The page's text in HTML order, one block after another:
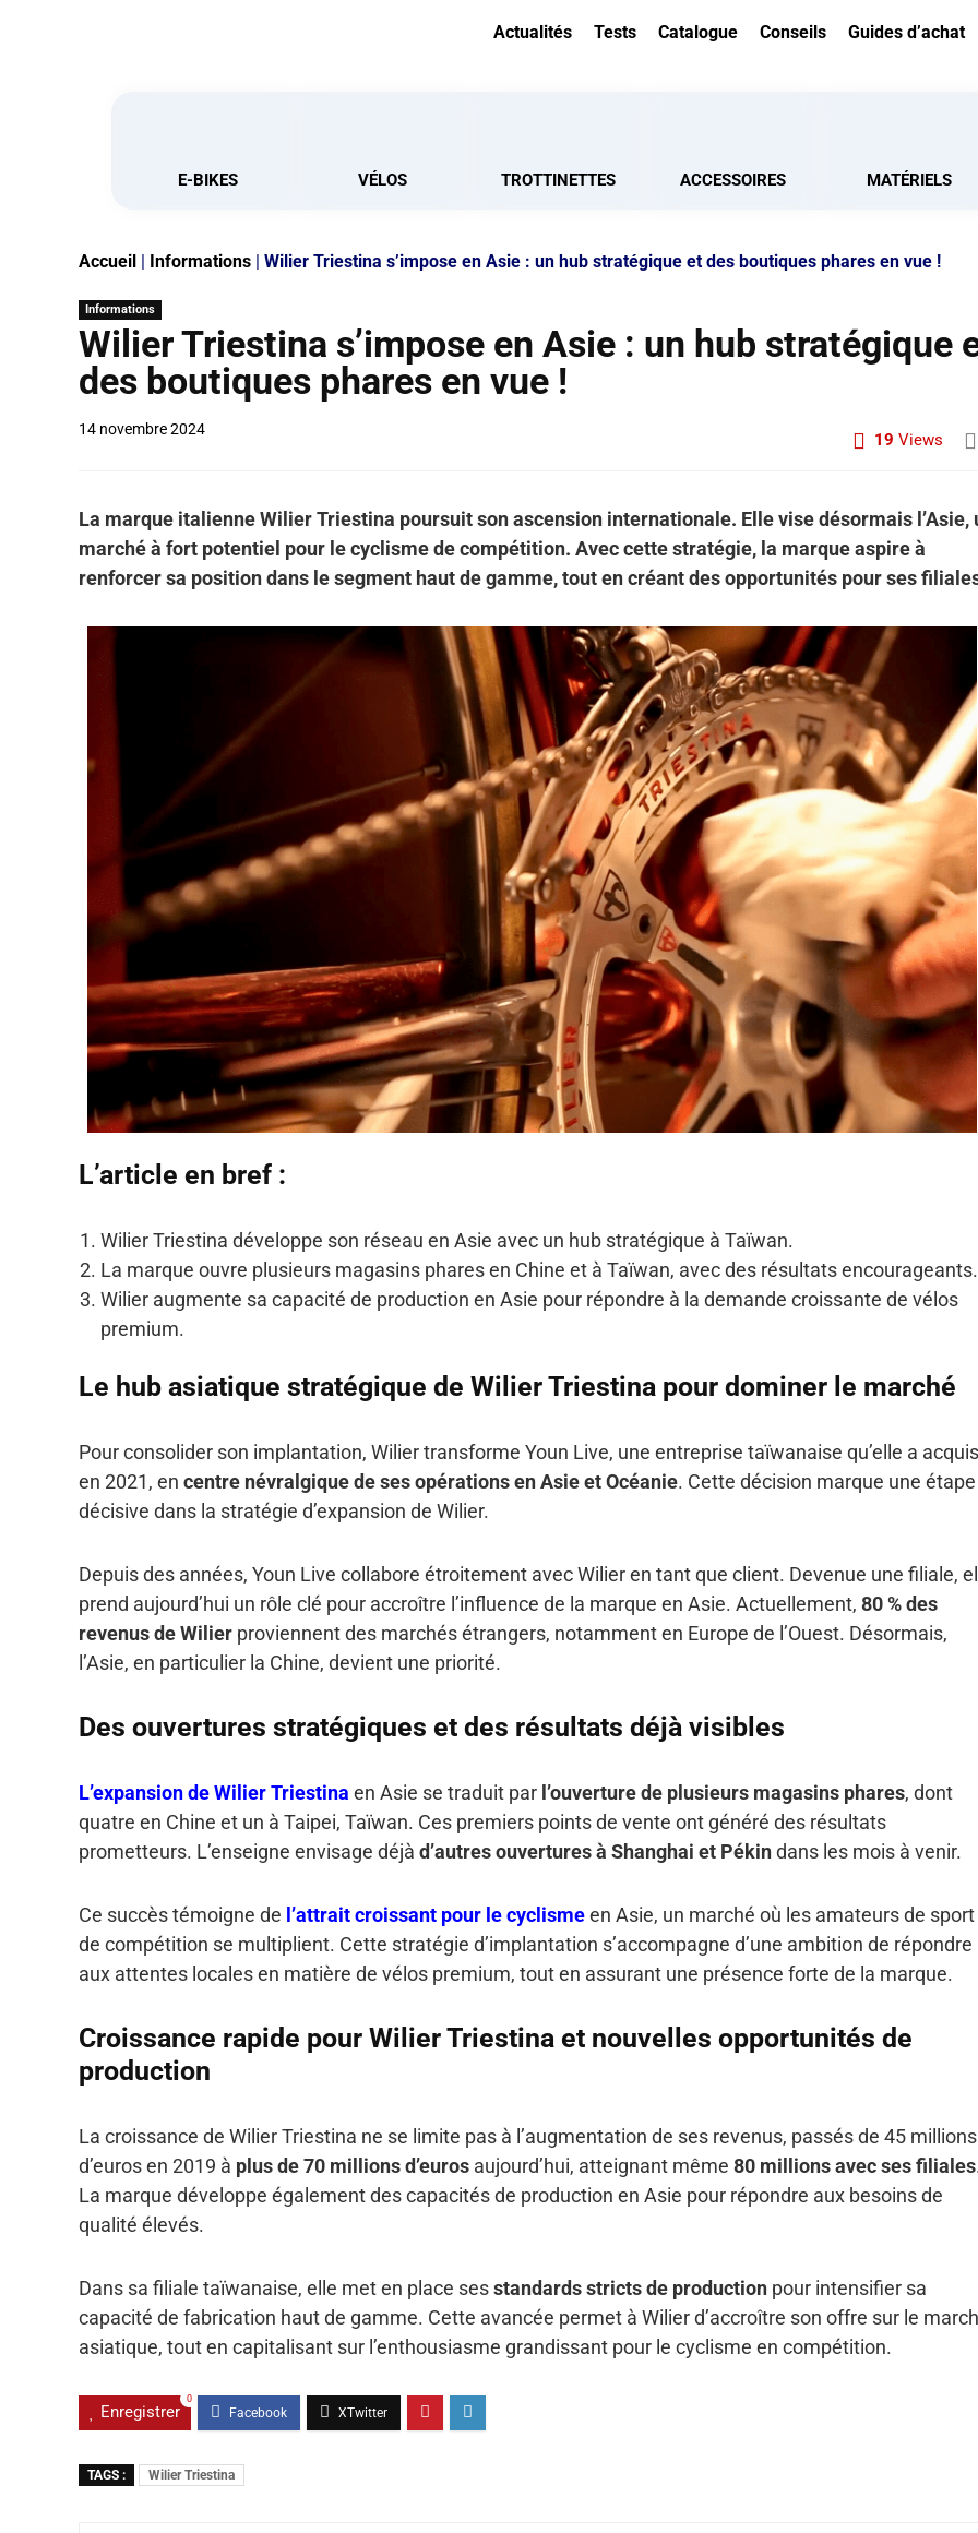
Actualités Tests Catalogue Conseils Guides d’achat
E-BIKES VÉLOS TROTTINETTES ACCESSOIRES MATÉRIELS
Accueil | Informations | Wilier Triestina s’impose en Asie : un hub stratégique et des boutiques phares en vue !
Informations
Wilier Triestina s’impose en Asie : un hub stratégique
des boutiques phares en vue !
14 novembre 2024
19 Views
La marque italienne Wilier Triestina poursuit son ascension internationale. Elle vise désormais l’Asie,
marché à fort potentiel pour le cyclisme de compétition. Avec cette stratégie, la marque aspire à
renforcer sa position dans le segment haut de gamme, tout en créant des opportunités pour ses
L’article en bref :
Wilier Triestina développe son réseau en Asie avec un hub stratégique à Taïwan.
La marque ouvre plusieurs magasins phares en Chine et à Taïwan, avec des résultats encourageants.
Wilier augmente sa capacité de production en Asie pour répondre à la demande croissante de vélos
premium.
Le hub asiatique stratégique de Wilier Triestina pour dominer le marché
Pour consolider son implantation, Wilier transforme Youn Live, une entreprise taïwanaise qu’elle a
en 2021, en centre névralgique de ses opérations en Asie et Océanie. Cette décision marque une étape
décisive dans la stratégie d’expansion de Wilier.
Depuis des années, Youn Live collabore étroitement avec Wilier en tant que client. Devenue une filiale,
prend aujourd’hui un rôle clé pour accroître l’influence de la marque en Asie. Actuellement, 80 % des
revenus de Wilier proviennent des marchés étrangers, notamment en Europe de l’Ouest. Désormais,
l’Asie, en particulier la Chine, devient une priorité.
Des ouvertures stratégiques et des résultats déjà visibles
L’expansion de Wilier Triestina en Asie se traduit par l’ouverture de plusieurs magasins phares, dont
quatre en Chine et un à Taipei, Taïwan. Ces premiers points de vente ont généré des résultats
prometteurs. L’enseigne envisage déjà d’autres ouvertures à Shanghai et Pékindans les mois à venir.
Ce succès témoigne de l’attrait croissant pour le cyclismeen Asie, un marché où les amateurs de sport
de compétition se multiplient. Cette stratégie d’implantation s’accompagne d’une ambition de répondre
aux attentes locales en matière de vélos premium, tout en assurant une présence forte de la marque.
Croissance rapide pour Wilier Triestina et nouvelles opportunités de
production
La croissance de Wilier Triestina ne se limite pas à l’augmentation de ses revenus, passés de 45 millions
d’euros en 2019 à plus de 70 millions d’euros aujourd’hui, atteignant même 80 millions avec ses filiales
La marque développe également des capacités de production en Asie pour répondre aux besoins de
qualité élevés.
Dans sa filiale taïwanaise, elle met en place sesstandards stricts de production pour intensifier sa
capacité de fabrication haut de gamme. Cette avancée permet à Wilier d’accroître son offre sur le
asiatique, tout en capitalisant sur l’enthousiasme grandissant pour le cyclisme en compétition.
Enregistrer
0
TAGS : Wilier Triestina